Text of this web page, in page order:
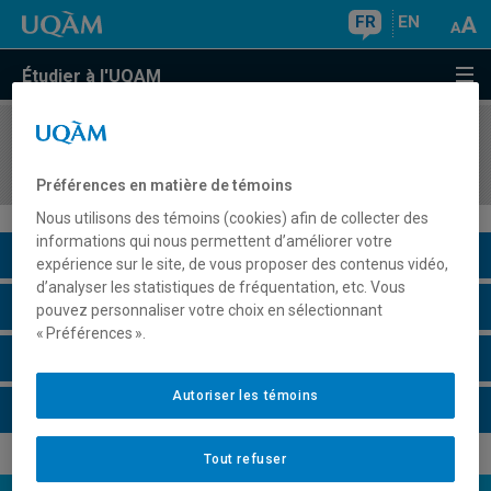
FR EN
Étudier à l'UQAM
COURS//
Description du cours
Horaire - Été 2026
Préférences en matière de témoins
Nous utilisons des témoins (cookies) afin de collecter des
informations qui nous permettent d’améliorer votre
expérience sur le site, de vous proposer des contenus vidéo,
d’analyser les statistiques de fréquentation, etc. Vous
pouvez personnaliser votre choix en sélectionnant
« Préférences ».
Tout refuser
Autoriser les témoins